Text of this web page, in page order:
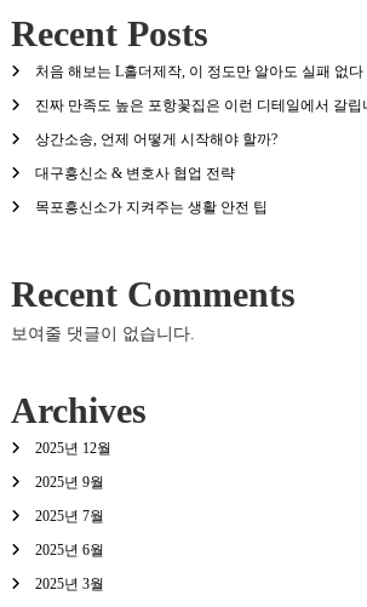
Recent Posts
처음 해보는 L홀더제작, 이 정도만 알아도 실패 없다
진짜 만족도 높은 포항꽃집은 이런 디테일에서 갈립
상간소송, 언제 어떻게 시작해야 할까?
대구흥신소 & 변호사 협업 전략
목포흥신소가 지켜주는 생활 안전 팁
Recent Comments
보여줄 댓글이 없습니다.
Archives
2025년 12월
2025년 9월
2025년 7월
2025년 6월
2025년 3월